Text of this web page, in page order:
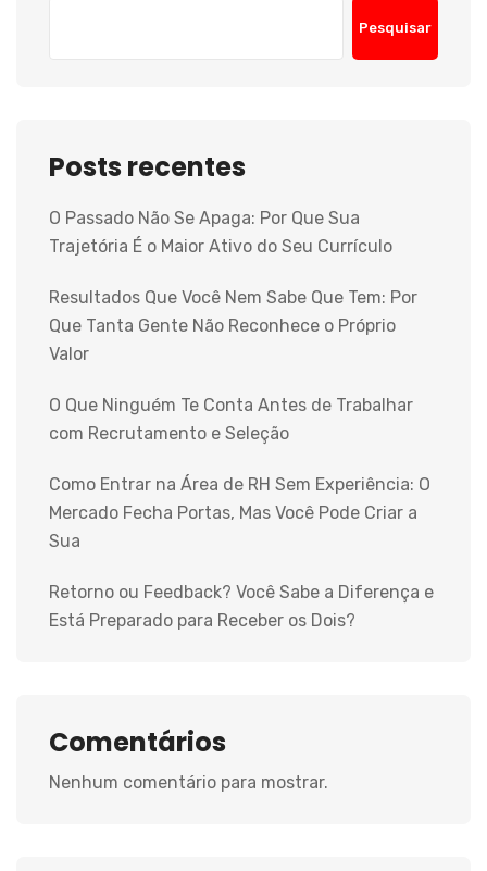
Pesquisar
Posts recentes
O Passado Não Se Apaga: Por Que Sua
Trajetória É o Maior Ativo do Seu Currículo
Resultados Que Você Nem Sabe Que Tem: Por
Que Tanta Gente Não Reconhece o Próprio
Valor
O Que Ninguém Te Conta Antes de Trabalhar
com Recrutamento e Seleção
Como Entrar na Área de RH Sem Experiência: O
Mercado Fecha Portas, Mas Você Pode Criar a
Sua
Retorno ou Feedback? Você Sabe a Diferença e
Está Preparado para Receber os Dois?
Comentários
Nenhum comentário para mostrar.